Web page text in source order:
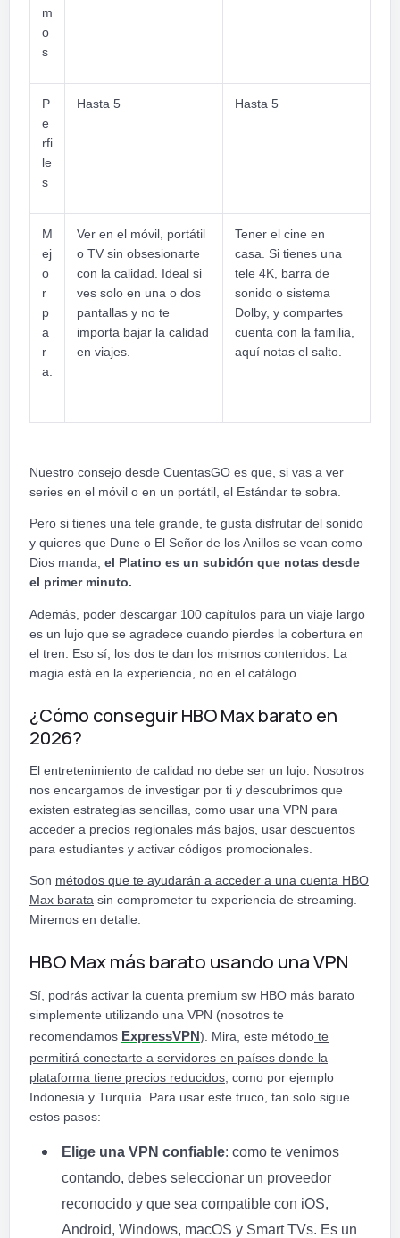
m
o
s
P
e
rfi
le
s
Hasta 5 Hasta 5
M
ej
o
r
p
a
r
a.
Ver en el móvil, portátil
o TV sin obsesionarte
con la calidad. Ideal si
ves solo en una o dos
pantallas y no te
importa bajar la calidad
en viajes.
Tener el cine en
casa. Si tienes una
tele 4K, barra de
sonido o sistema
Dolby, y compartes
cuenta con la familia,
aquí notas el salto.
Nuestro consejo desde CuentasGO es que, si vas a ver
series en el móvil o en un portátil, el Estándar te sobra.
Pero si tienes una tele grande, te gusta disfrutar del sonido
y quieres que Dune o El Señor de los Anillos se vean como
Dios manda, el Platino es un subidón que notas desde
el primer minuto.
Además, poder descargar 100 capítulos para un viaje largo
es un lujo que se agradece cuando pierdes la cobertura en
el tren. Eso sí, los dos te dan los mismos contenidos. La
magia está en la experiencia, no en el catálogo.
¿Cómo conseguir HBO Max barato en
2026?
El entretenimiento de calidad no debe ser un lujo. Nosotros
nos encargamos de investigar por ti y descubrimos que
existen estrategias sencillas, como usar una VPN para
acceder a precios regionales más bajos, usar descuentos
para estudiantes y activar códigos promocionales.
Son métodos que te ayudarán a acceder a una cuenta HBO
Max barata sin comprometer tu experiencia de streaming.
Miremos en detalle.
HBO Max más barato usando una VPN
Sí, podrás activar la cuenta premium sw HBO más barato
simplemente utilizando una VPN (nosotros te
recomendamos ExpressVPN). Mira, este método te
permitirá conectarte a servidores en países donde la
plataforma tiene precios reducidos, como por ejemplo
Indonesia y Turquía. Para usar este truco, tan solo sigue
estos pasos:
Elige una VPN confiable: como te venimos
contando, debes seleccionar un proveedor
reconocido y que sea compatible con iOS,
Android, Windows, macOS y Smart TVs. Es un